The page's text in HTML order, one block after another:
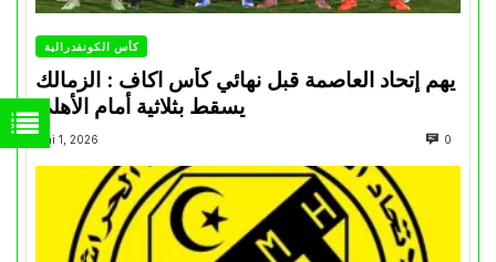
كأس الكونفدرالية
يهم إتحاد العاصمة قبل نهائي كأس اكاف : الزمالك
Mai 1, 2026 0